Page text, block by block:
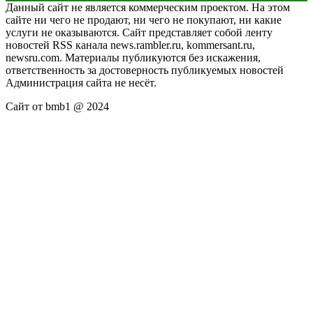
Данный сайт не является коммерческим проектом. На этом
сайте ни чего не продают, ни чего не покупают, ни какие
услуги не оказываются. Сайт представляет собой ленту
новостей RSS канала news.rambler.ru, kommersant.ru,
newsru.com. Материалы публикуются без искажения,
ответственность за достоверность публикуемых новостей
Администрация сайта не несёт.
Сайт от bmb1 @ 2024